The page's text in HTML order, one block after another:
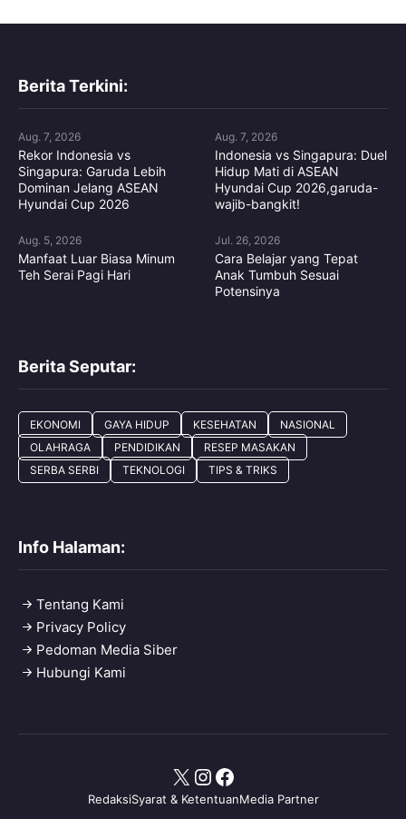
Berita Terkini:
Aug. 7, 2026
Rekor Indonesia vs
Singapura: Garuda Lebih
Dominan Jelang ASEAN
Hyundai Cup 2026
Aug. 7, 2026
Indonesia vs Singapura: Duel
Hidup Mati di ASEAN
Hyundai Cup 2026,garuda-
wajib-bangkit!
Aug. 5, 2026
Manfaat Luar Biasa Minum
Teh Serai Pagi Hari
Jul. 26, 2026
Cara Belajar yang Tepat
Anak Tumbuh Sesuai
Potensinya
Berita Seputar:
EKONOMI GAYA HIDUP KESEHATAN
NASIONAL
OLAHRAGA
PENDIDIKAN
RESEP MASAKAN
SERBA SERBI
TEKNOLOGI TIPS & TRIKS
Info Halaman:
Tentang Kami
Privacy Policy
Pedoman Media Siber
Hubungi Kami
RedaksiSyarat & KetentuanMedia Partner
X Instagram
Facebook